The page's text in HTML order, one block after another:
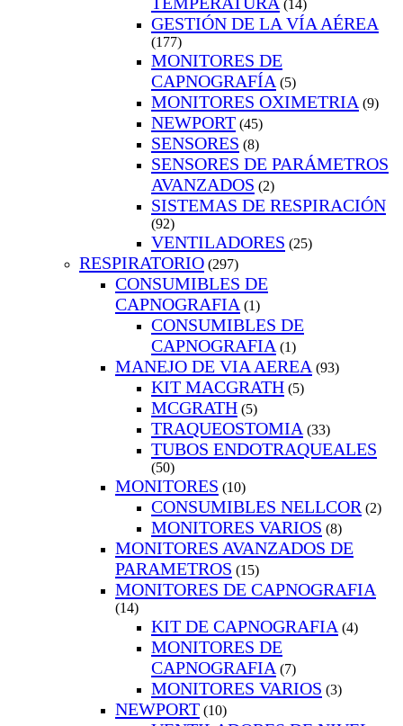
(14)
GESTIÓN DE LA VÍA AÉREA
(177)
MONITORES DE
CAPNOGRAFÍA (5)
MONITORES OXIMETRIA (9)
NEWPORT (45)
SENSORES (8)
SENSORES DE PARÁMETROS
AVANZADOS (2)
SISTEMAS DE RESPIRACIÓN
(92)
VENTILADORES (25)
RESPIRATORIO (297)
CONSUMIBLES DE
CAPNOGRAFIA (1)
CONSUMIBLES DE
CAPNOGRAFIA (1)
MANEJO DE VIA AEREA (93)
KIT MACGRATH (5)
MCGRATH (5)
TRAQUEOSTOMIA (33)
TUBOS ENDOTRAQUEALES
(50)
MONITORES (10)
CONSUMIBLES NELLCOR (2)
MONITORES VARIOS (8)
MONITORES AVANZADOS DE
PARAMETROS (15)
MONITORES DE CAPNOGRAFIA
(14)
KIT DE CAPNOGRAFIA (4)
MONITORES DE
CAPNOGRAFIA (7)
MONITORES VARIOS (3)
NEWPORT (10)